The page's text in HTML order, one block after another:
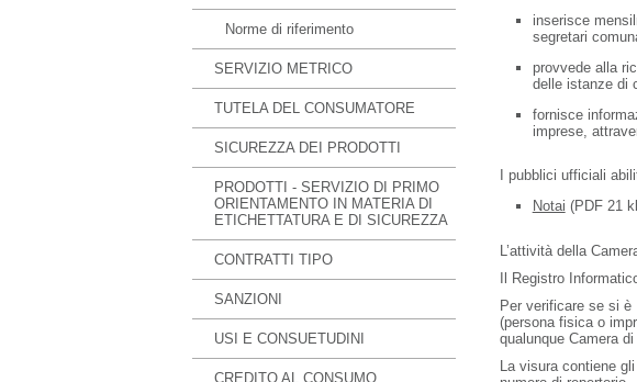
Norme di riferimento
SERVIZIO METRICO
TUTELA DEL CONSUMATORE
SICUREZZA DEI PRODOTTI
PRODOTTI - SERVIZIO DI PRIMO
ORIENTAMENTO IN MATERIA DI
ETICHETTATURA E DI SICUREZZA
CONTRATTI TIPO
SANZIONI
USI E CONSUETUDINI
CREDITO AL CONSUMO
inserisce
segretari
provvede alla
delle istanze di
fornisce
imprese,
I pubblici ufficiali
Notai (PDF 21
L’attività della
Il Registro
Per verificare se si è
(persona fisica o
qualunque Camera
La visura contiene